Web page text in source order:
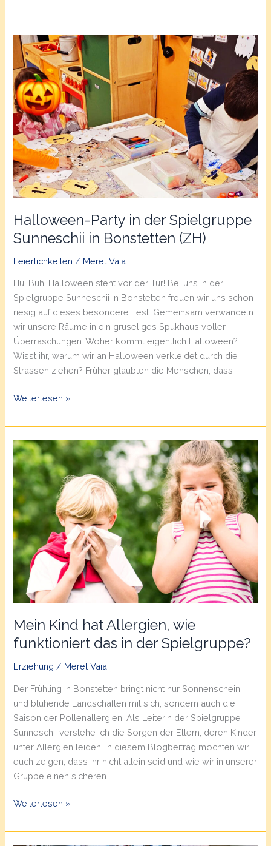
Besuch:
Tipps
und
Ideen
für
Familien
in
Bonstetten
Halloween-Party in der Spielgruppe
Sunneschii in Bonstetten (ZH)
Feierlichkeiten / Meret Vaia
Hui Buh, Halloween steht vor der Tür! Bei uns in der
Spielgruppe Sunneschii in Bonstetten freuen wir uns schon
riesig auf dieses besondere Fest. Gemeinsam verwandeln
wir unsere Räume in ein gruseliges Spukhaus voller
Überraschungen. Woher kommt eigentlich Halloween?
Wisst ihr, warum wir an Halloween verkleidet durch die
Strassen ziehen? Früher glaubten die Menschen, dass
Halloween-
in
der
Spielgruppe
Sunneschii
in
Bonstetten
(ZH)
Weiterlesen »
Mein Kind hat Allergien, wie
funktioniert das in der Spielgruppe?
Erziehung / Meret Vaia
Der Frühling in Bonstetten bringt nicht nur Sonnenschein
und blühende Landschaften mit sich, sondern auch die
Saison der Pollenallergien. Als Leiterin der Spielgruppe
Sunneschii verstehe ich die Sorgen der Eltern, deren Kinder
unter Allergien leiden. In diesem Blogbeitrag möchten wir
euch zeigen, dass ihr nicht allein seid und wie wir in unserer
Gruppe einen sicheren
Mein
hat
Weiterlesen »